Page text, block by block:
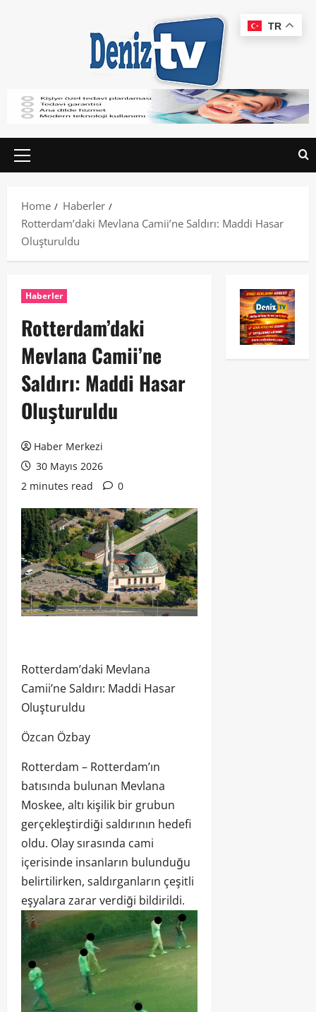
Home
Haberler
Rotterdam’daki Mevlana Camii’ne Saldırı: Maddi Hasar
Oluşturuldu
Haberler
Rotterdam’daki
Mevlana Camii’ne
Saldırı: Maddi Hasar
Oluşturuldu
Haber Merkezi
30 Mayıs 2026
2 minutes read
0
Rotterdam’daki Mevlana
Camii’ne Saldırı: Maddi Hasar
Oluşturuldu
Özcan Özbay
Rotterdam – Rotterdam’ın
batısında bulunan Mevlana
Moskee, altı kişilik bir grubun
gerçekleştirdiği saldırının hedefi
oldu. Olay sırasında cami
içerisinde insanların bulunduğu
belirtilirken, saldırganların çeşitli
eşyalara zarar verdiği bildirildi.
TR